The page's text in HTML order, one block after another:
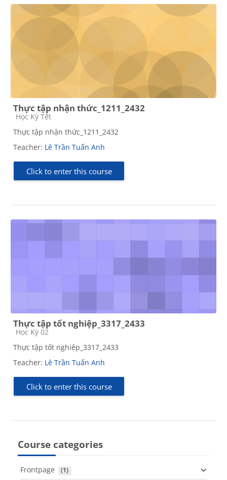
Thực tập nhận thức_1211_2432
Course category
Học Kỳ Tết
Thực tập nhận thức_1211_2432
Teacher: Lê Trần Tuấn Anh
Click to enter this course
Thực tập tốt nghiệp_3317_2433
Course category
Học Kỳ 02
Thực tập tốt nghiệp_3317_2433
Teacher: Lê Trần Tuấn Anh
Click to enter this course
Course categories
Frontpage (1)